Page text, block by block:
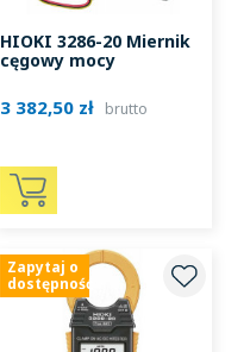
HIOKI 3286-20 Miernik
cęgowy mocy
3 382,50 zł brutto
Zapytaj o
dostępność